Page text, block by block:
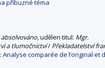
příbuzné téma
, udělen titul: Mgr.
a tlumočnictví/ Překladatelství
Analyse comparée de l’original